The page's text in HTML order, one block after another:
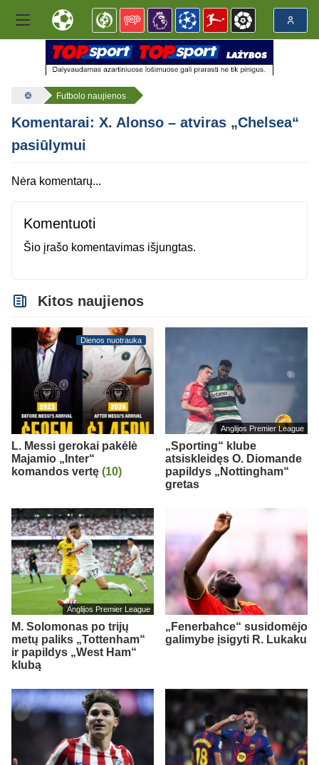
Futbolo naujienos
Komentarai: X. Alonso – atviras „Chelsea“
pasiūlymui
Nėra komentarų...
Komentuoti
Šio įrašo komentavimas išjungtas.
Kitos naujienos
Dienos nuotrauka
L. Messi gerokai pakėlė
Majamio „Inter“
komandos vertę (10)
Anglijos Premier League
„Sporting“ klube
atsiskleidęs O. Diomande
papildys „Nottingham“
gretas
Anglijos Premier League
M. Solomonas po trijų
metų paliks „Tottenham“
ir papildys „West Ham“
klubą
„Fenerbahce“ susidomėjo
galimybe įsigyti R. Lukaku